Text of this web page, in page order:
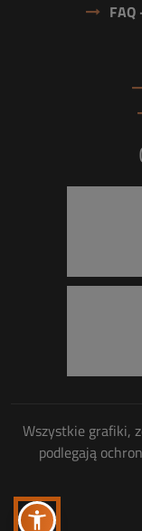
Wszystkie grafiki,
podlegają